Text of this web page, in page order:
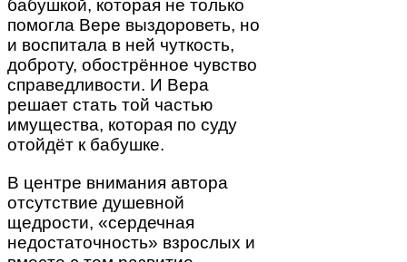
бабушкой, которая не только
помогла Вере выздороветь, но
и воспитала в ней чуткость,
доброту, обострённое чувство
справедливости. И Вера
решает стать той частью
имущества, которая по суду
отойдёт к бабушке.
В центре внимания автора
отсутствие душевной
щедрости, «сердечная
недостаточность» взрослых и